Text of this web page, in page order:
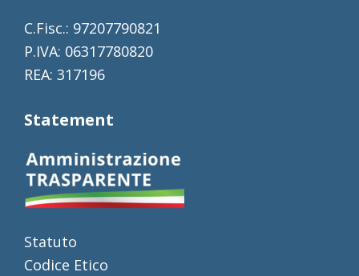
C.Fisc.: 97207790821
P.IVA: 06317780820
REA: 317196
Statement
Statuto
Codice Etico